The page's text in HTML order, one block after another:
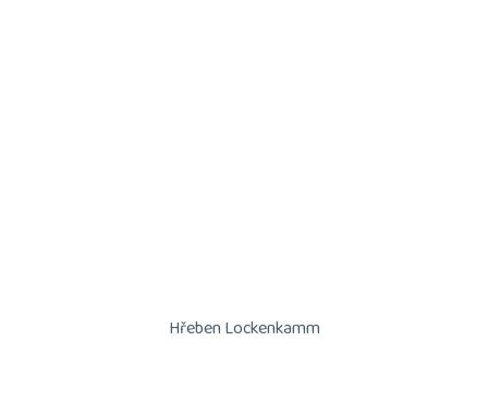
Hřeben Lockenkamm